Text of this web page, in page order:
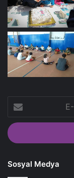
E-
Posta
adresinizi
giriniz
Sosyal Medya